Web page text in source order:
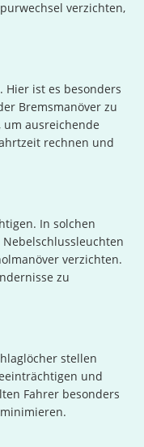
verzichten,
ist es besonders
Bremsmanöver zu
ausreichende
rechnen und
In solchen
verzichten.
zu
stellen
und
Fahrer besonders